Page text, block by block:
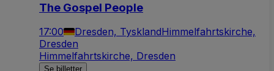
The Gospel People
17:00 Dresden, TysklandHimmelfahrtskirche,
Dresden
Himmelfahrtskirche, Dresden
Se billetter